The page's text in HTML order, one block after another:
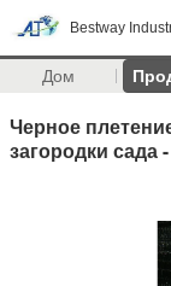
Bestway
Дом
Черное
загородки сада